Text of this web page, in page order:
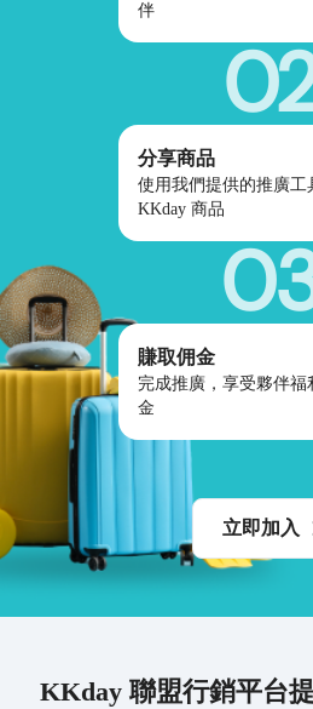
伴
分享商品
使用我們提供的推廣工
KKday 商品
賺取佣金
完成推廣，享受夥伴福
金
立即加入
KKday 聯盟行銷平台